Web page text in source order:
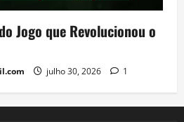
Jogo que Revolucionou o
julho 30, 2026 1